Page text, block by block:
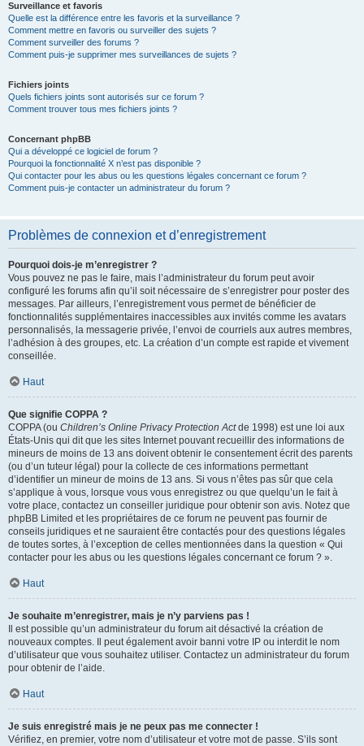
Surveillance et favoris
Quelle est la différence entre les favoris et la surveillance ?
Comment mettre en favoris ou surveiller des sujets ?
Comment surveiller des forums ?
Comment puis-je supprimer mes surveillances de sujets ?
Fichiers joints
Quels fichiers joints sont autorisés sur ce forum ?
Comment trouver tous mes fichiers joints ?
Concernant phpBB
Qui a développé ce logiciel de forum ?
Pourquoi la fonctionnalité X n’est pas disponible ?
Qui contacter pour les abus ou les questions légales concernant ce forum ?
Comment puis-je contacter un administrateur du forum ?
Problèmes de connexion et d’enregistrement
Pourquoi dois-je m’enregistrer ?
Vous pouvez ne pas le faire, mais l’administrateur du forum peut avoir
configuré les forums afin qu’il soit nécessaire de s’enregistrer pour poster des
messages. Par ailleurs, l’enregistrement vous permet de bénéficier de
fonctionnalités supplémentaires inaccessibles aux invités comme les avatars
personnalisés, la messagerie privée, l’envoi de courriels aux autres membres,
l’adhésion à des groupes, etc. La création d’un compte est rapide et vivement
conseillée.
Haut
Que signifie COPPA ?
COPPA (ou Children’s Online Privacy Protection Actde 1998) est une loi aux
États-Unis qui dit que les sites Internet pouvant recueillir des informations de
mineurs de moins de 13 ans doivent obtenir le consentement écrit des parents
(ou d’un tuteur légal) pour la collecte de ces informations permettant
d’identifier un mineur de moins de 13 ans. Si vous n’êtes pas sûr que cela
s’applique à vous, lorsque vous vous enregistrez ou que quelqu’un le fait à
votre place, contactez un conseiller juridique pour obtenir son avis. Notez que
phpBB Limited et les propriétaires de ce forum ne peuvent pas fournir de
conseils juridiques et ne sauraient être contactés pour des questions légales
de toutes sortes, à l’exception de celles mentionnées dans la question « Qui
contacter pour les abus ou les questions légales concernant ce forum ? ».
Haut
Je souhaite m’enregistrer, mais je n’y parviens pas !
Il est possible qu’un administrateur du forum ait désactivé la création de
nouveaux comptes. Il peut également avoir banni votre IP ou interdit le nom
d’utilisateur que vous souhaitez utiliser. Contactez un administrateur du forum
pour obtenir de l’aide.
Haut
Je suis enregistré mais je ne peux pas me connecter !
Vérifiez, en premier, votre nom d’utilisateur et votre mot de passe. S’ils sont